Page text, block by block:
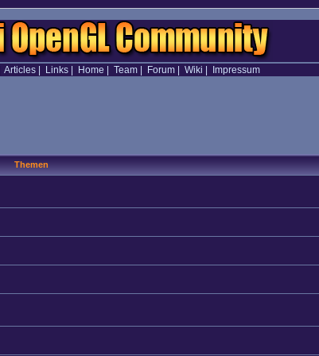
Articles| Links| Home Team| Forum| Wiki Impressum
Themen